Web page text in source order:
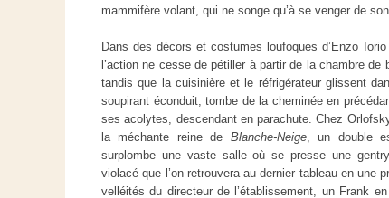
mammifère volant, qui ne songe qu’à se venger de
Dans des décors et costumes loufoques d’Enzo
l’action ne cesse de pétiller à partir de la chambre de
tandis que la cuisinière et le réfrigérateur glissent
soupirant éconduit, tombe de la cheminée en
ses acolytes, descendant en parachute. Chez
la méchante reine de Blanche-Neige, un double
surplombe une vaste salle où se presse une
violacé que l’on retrouvera au dernier tableau en une
velléités du directeur de l’établissement, un Frank